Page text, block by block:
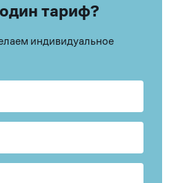
тариф?
индивидуальное